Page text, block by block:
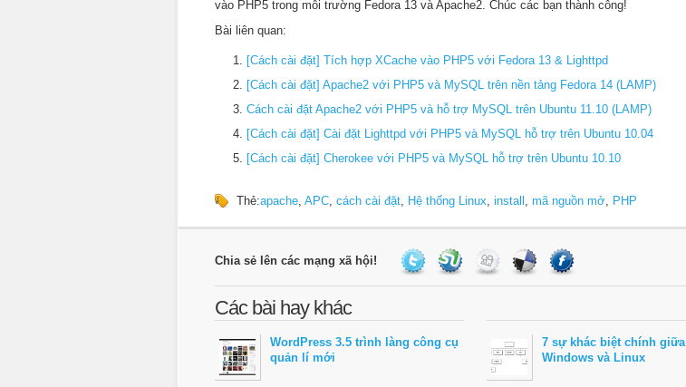
vào PHP5 trong môi trường Fedora 13 và Apache2. Chúc các bạn thành công!
Bài liên quan:
[Cách cài đặt] Tích hợp XCache vào PHP5 với Fedora 13 & Lighttpd
[Cách cài đặt] Apache2 với PHP5 và MySQL trên nền tảng Fedora 14 (LAMP)
Cách cài đặt Apache2 với PHP5 và hỗ trợ MySQL trên Ubuntu 11.10 (LAMP)
[Cách cài đặt] Cài đặt Lighttpd với PHP5 và MySQL hỗ trợ trên Ubuntu 10.04
[Cách cài đặt] Cherokee với PHP5 và MySQL hỗ trợ trên Ubuntu 10.10
Thẻ:apache, APC, cách cài đặt, Hệ thống Linux, install , mã nguồn mở, PHP
Chia sẻ lên các mạng xã hội!
Các bài hay khác
WordPress 3.5 trình làng công cụ
quản lí mới
7 sự khác biệt chính giữa
Windows và Linux